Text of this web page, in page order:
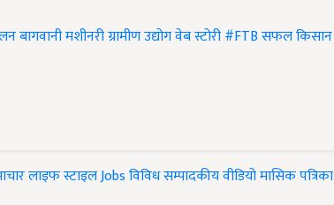
बागवानीमशीनरीग्रामीण उद्योगवेब स्टोरी#FTBसफल किसान
लाइफ स्टाइलJobsविविधसम्पादकीयवीडियोमासिक पत्रिका